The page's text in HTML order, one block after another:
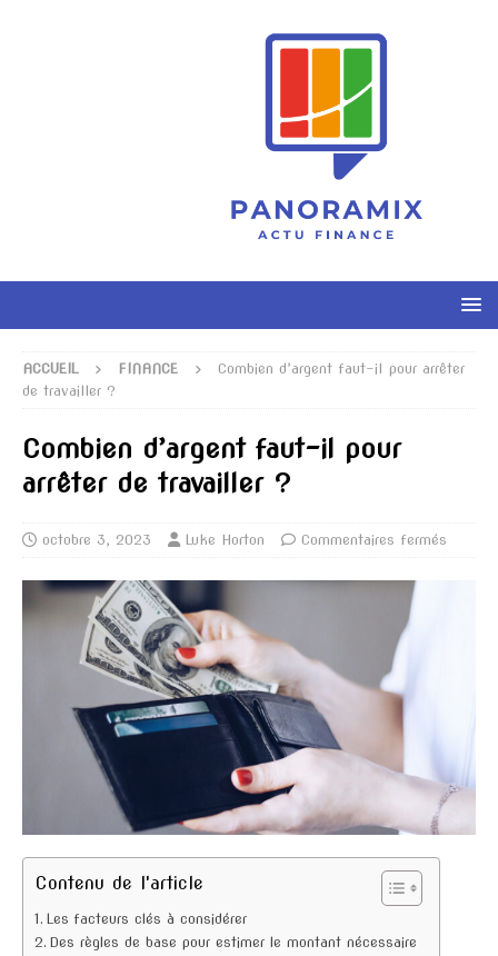
ACCUEIL FINANCE
Combien d’argent faut-il pour arrêter
de travailler ?
Combien d’argent faut-il pour
arrêter de travailler ?
octobre 3, 2023 Luke Horton Commentaires fermés
Contenu de l'article
Les facteurs clés à considérer
Des règles de base pour estimer le montant nécessaire